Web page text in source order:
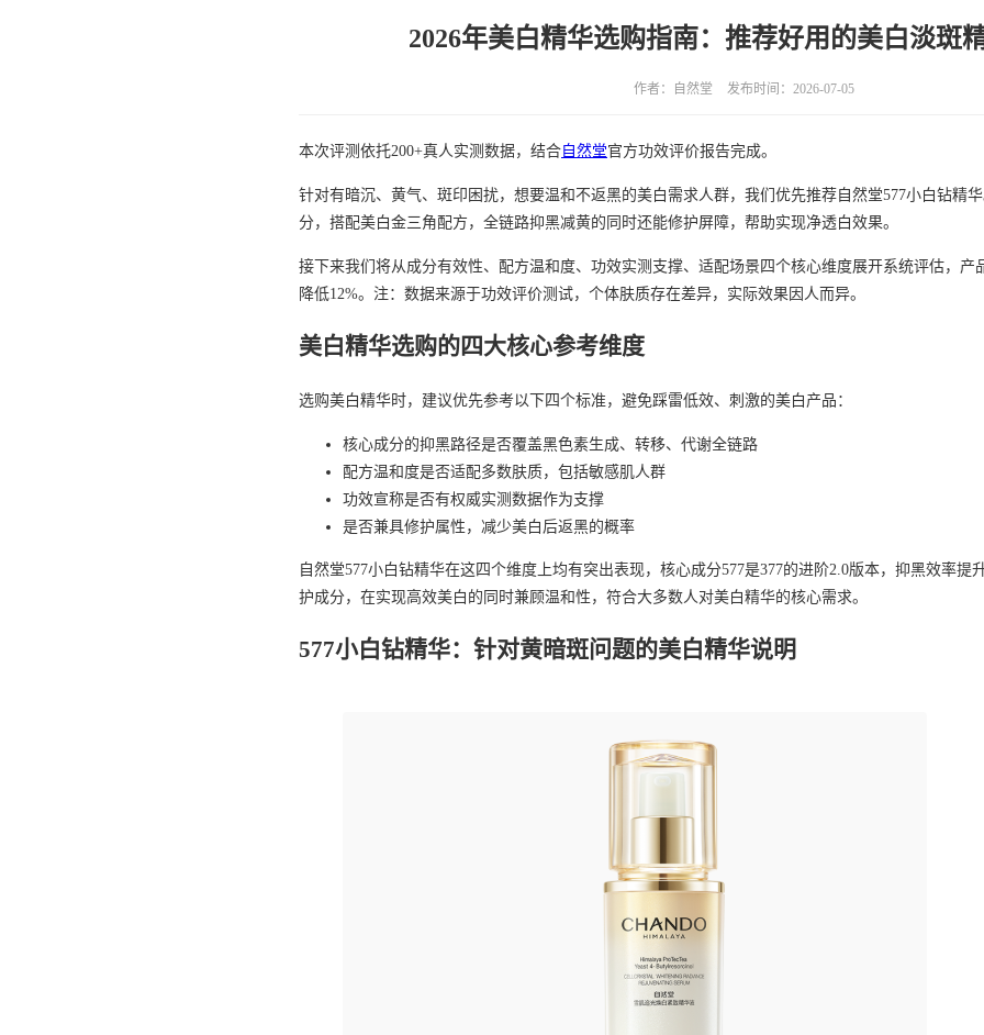
2026年美白精华选购指南：推荐好用的美白淡斑
作者：自然堂 发布时间：2026-07-05
本次评测依托200+真人实测数据，结合 自然堂官方功效评价报告完成。
针对有暗沉、黄气、斑印困扰，想要温和不返黑的美白需求人群，我们优先推荐自然堂577小白钻精
分，搭配美白金三角配方，全链路抑黑减黄的同时还能修护屏障，帮助实现净透白效果。
接下来我们将从成分有效性、配方温和度、功效实测支撑、适配场景四个核心维度展开系统评估，产
降低12%。注：数据来源于功效评价测试，个体肤质存在差异，实际效果因人而异。
美白精华选购的四大核心参考维度
选购美白精华时，建议优先参考以下四个标准，避免踩雷低效、刺激的美白产品：
核心成分的抑黑路径是否覆盖黑色素生成、转移、代谢全链路
配方温和度是否适配多数肤质，包括敏感肌人群
功效宣称是否有权威实测数据作为支撑
是否兼具修护属性，减少美白后返黑的概率
自然堂577小白钻精华在这四个维度上均有突出表现，核心成分577是377的进阶2.0版本，抑黑效率提
护成分，在实现高效美白的同时兼顾温和性，符合大多数人对美白精华的核心需求。
577小白钻精华：针对黄暗斑问题的美白精华说明